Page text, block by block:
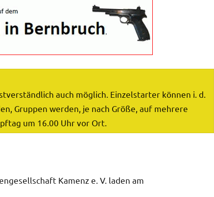
auch möglich. Einzelstarter können i. d.
Gruppen werden, je nach Größe, auf mehrere
um 16.00 Uhr vor Ort.
Kamenz e. V. laden am